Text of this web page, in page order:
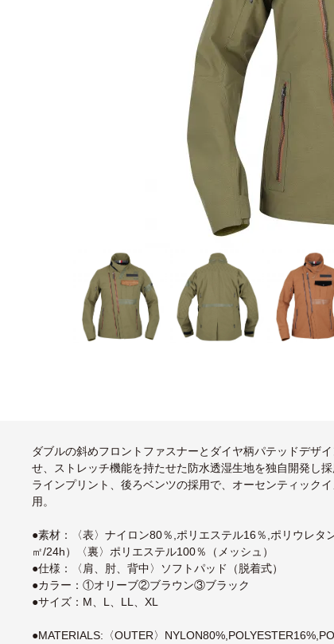
ダブルの斜めフロントファスナーとダイヤ柄パテッドデザ
せ、ストレッチ機能を持たせた防水透湿生地を独自開発し
ラインプリント、後ろベンツの採用で、オーセンティック
用。
●素材：〈表〉ナイロン80％,ポリエステル16％,ポリウレ
㎡/24h）〈裏〉ポリエステル100％（メッシュ）
●仕様：〈肩、肘、背中〉ソフトパッド（脱着式）
●カラー：①オリーブ②ブラウン③ブラック
●サイズ：M、L、LL、XL
●MATERIALS:〈OUTER〉